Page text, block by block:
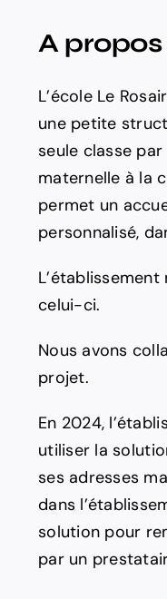
A
L’école Le
une petite
seule classe
maternelle à la
permet un
personnalisé,
celui-ci.
Nous avons
projet.
En 2024,
utiliser la
ses adresses
dans
solution pour
par un